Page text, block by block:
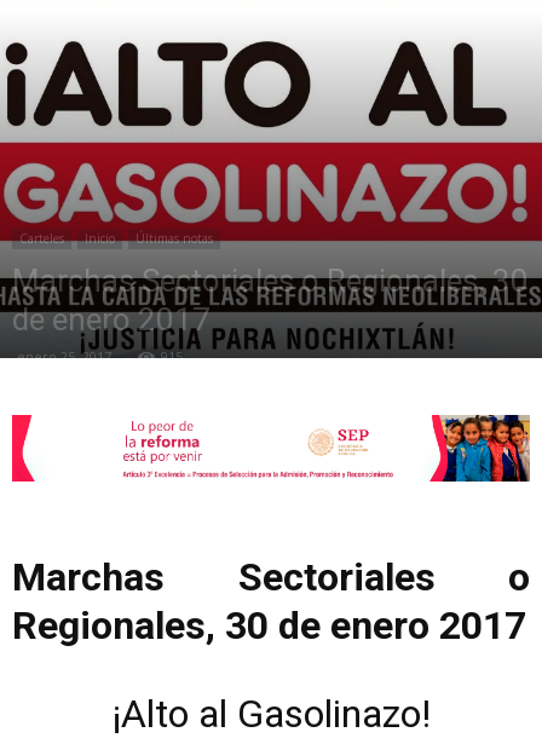
Social
XXII
Carteles Inicio Últimas notas
Marchas Sectoriales o Regionales, 30
de enero 2017
enero 25, 2017 915
Marchas Sectoriales o
Regionales, 30 de enero 2017
¡Alto al Gasolinazo!